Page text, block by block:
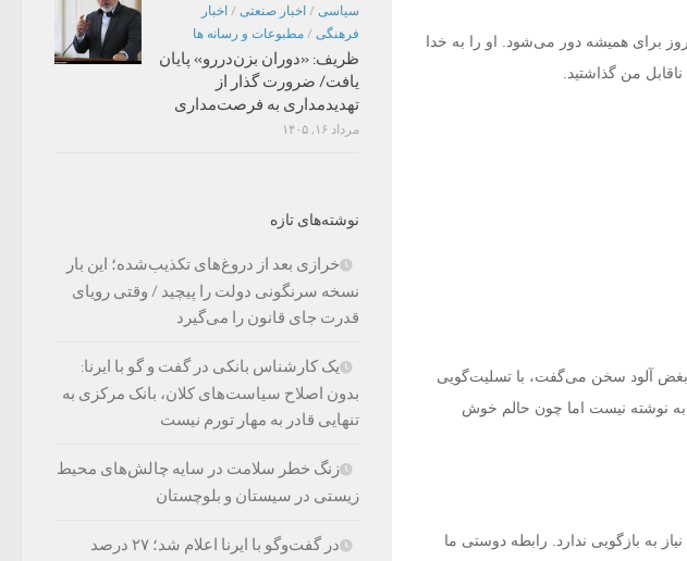
برای همیشه دور می‌شود. او را به خدا
من گذاشتید.
بغض آلود سخن می‌گفت‌، با تسلیت‌گویی
به نوشته نیست اما چون حالم خوش
به بازگویی ندارد. رابطه دوستی ما
سیاسی / اخبار صنعتی / اخبار
فرهنگی / مطبوعات و رسانه ها
ظریف: «دوران بزن‌دررو» پایان
یافت/ ضرورت گذار از
تهدیدمداری به فرصت‌مداری
مرداد ۱۶, ۱۴۰۵
نوشته‌های تازه
خرازی بعد از دروغ‌های تکذیب‌شده؛ این بار
نسخه سرنگونی دولت را پیچید / وقتی رویای
قدرت جای قانون را می‌گیرد
یک کارشناس بانکی در گفت و گو با ایرنا:
بدون اصلاح سیاست‌های کلان، بانک مرکزی به
تنهایی قادر به مهار تورم نیست
زنگ خطر سلامت در سایه چالش‌های محیط
زیستی در سیستان و بلوچستان
در گفت‌وگو با ایرنا اعلام شد؛ ۲۷ درصد